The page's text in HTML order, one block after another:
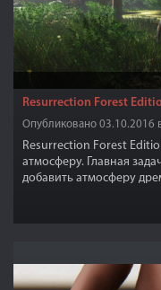
Resurrection Forest
Опубликовано 03.10.2016
Resurrection Forest
атмосферу. Главная
добавить атмосферу